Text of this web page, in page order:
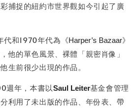
捕捉的紐約市世界觀如今引起了廣
代和1970年代為《Harper’s Bazaar》
他的單色風景、裸體「親密肖像」
生前很少出現的作品。
週年，本書以Saul Leiter基金會管理
利用了未出版的作品、年份表、帶